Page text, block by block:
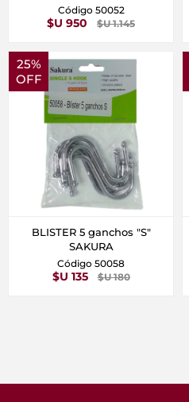
Código 50052
$U 950 $U 1.145
25%
OFF
BLISTER 5 ganchos "S"
SAKURA
Código 50058
$U 135 $U 180